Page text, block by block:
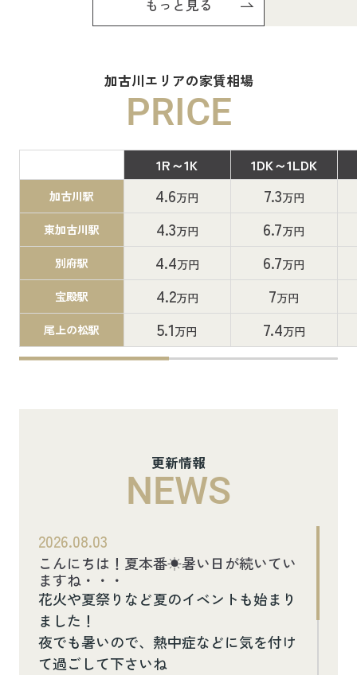
もっと見る
加古川エリアの家賃相場
PRICE
1R～1K 1DK～1LDK
加古川駅 4.6万円 7.3万円
東加古川駅 4.3万円 6.7万円
別府駅 4.4万円 6.7万円
宝殿駅 4.2万円 7万円
尾上の松駅 5.1万円 7.4万円
更新情報
NEWS
2026.08.03
こんにちは！夏本番☀暑い日が続いてい
ますね・・・
花火や夏祭りなど夏のイベントも始まり
ました！
夜でも暑いので、熱中症などに気を付け
て過ごして下さいね